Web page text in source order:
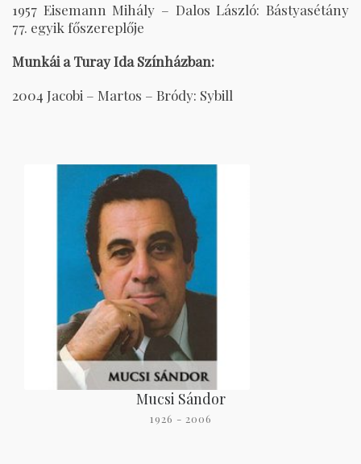
1957 Eisemann Mihály – Dalos László: Bástyasétány
77. egyik főszereplője
Munkái a Turay Ida Színházban:
2004 Jacobi – Martos – Bródy: Sybill
Mucsi Sándor
1926 - 2006